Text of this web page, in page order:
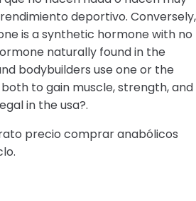
deportivo. Conversely,
is a synthetic hormone with no
naturally found in the
bodybuilders use one or the
to gain muscle, strength, and
in the usa?.
precio comprar anabólicos